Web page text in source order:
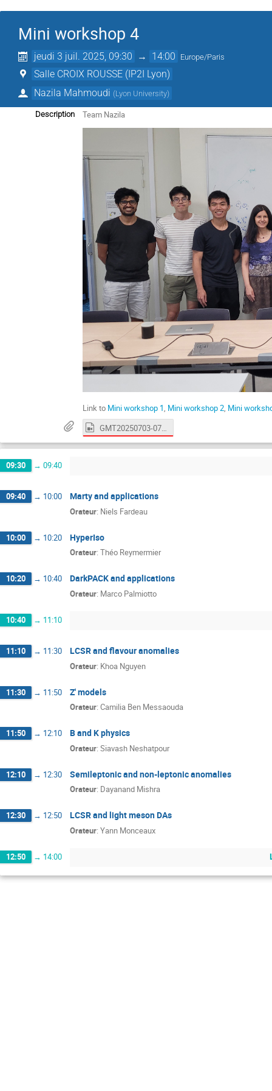
Mini workshop 4
jeudi 3 juil. 2025, 09:30 → 14:00 Europe/Paris
Salle CROIX ROUSSE (IP2I Lyon)
Nazila Mahmoudi (Lyon University)
Description Team Nazila
Link to Mini workshop 1, Mini workshop 2, Mini
GMT20250703-075646_Recording.cutfile.20250703173007249_2560x1600.mp4
09:30 → 09:40
09:40 → 10:00 Marty and applications
Orateur: Niels Fardeau
10:00 → 10:20 HyperIso
Orateur: Théo Reymermier
10:20 → 10:40 DarkPACK and applications
Orateur: Marco Palmiotto
10:40 → 11:10
11:10 → 11:30 LCSR and flavour anomalies
Orateur: Khoa Nguyen
11:30 → 11:50 Z' models
Orateur: Camilia Ben Messaouda
11:50 → 12:10 B and K physics
Orateur: Siavash Neshatpour
12:10 → 12:30 Semileptonic and non-leptonic anomalies
Orateur: Dayanand Mishra
12:30 → 12:50 LCSR and light meson DAs
Orateur: Yann Monceaux
12:50 → 14:00